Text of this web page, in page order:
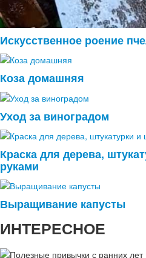
Искусственное роение
Коза домашняя
Уход за виноградом
Краска для дерева,
руками
Выращивание капусты
ИНТЕРЕСНОЕ